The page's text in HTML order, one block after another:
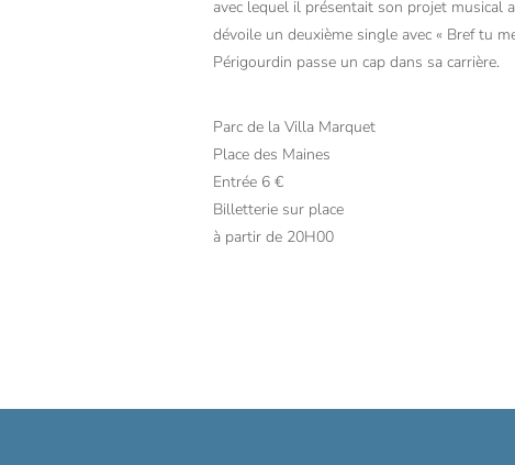
avec lequel il présentait son projet musical
dévoile un deuxième single avec « Bref tu
Périgourdin passe un cap dans sa carrière.
Parc de la Villa Marquet
Place des Maines
Entrée 6 €
Billetterie sur place
à partir de 20H00